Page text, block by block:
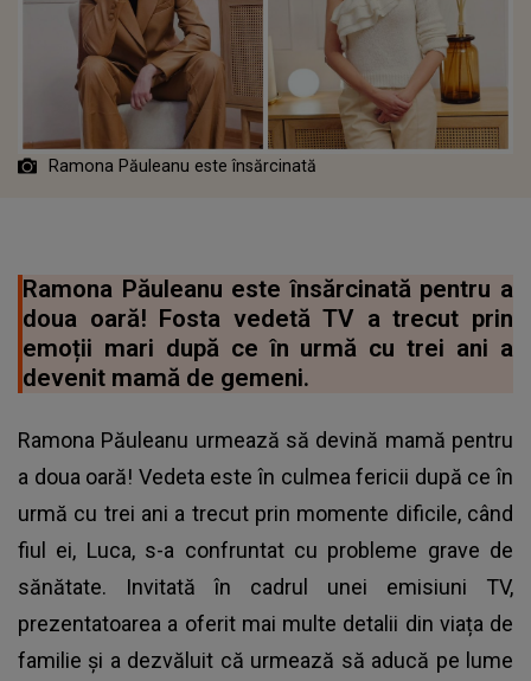
Ramona Păuleanu este însărcinată
Ramona Păuleanu este însărcinată pentru a
doua oară! Fosta vedetă TV a trecut prin
emoții mari după ce în urmă cu trei ani a
devenit mamă de gemeni.
Ramona Păuleanu urmează să devină mamă pentru
a doua oară! Vedeta este în culmea fericii după ce în
urmă cu trei ani a trecut prin momente dificile, când
fiul ei, Luca, s-a confruntat cu probleme grave de
sănătate. Invitată în cadrul unei emisiuni TV,
prezentatoarea a oferit mai multe detalii din viața de
familie și a dezvăluit că urmează să aducă pe lume